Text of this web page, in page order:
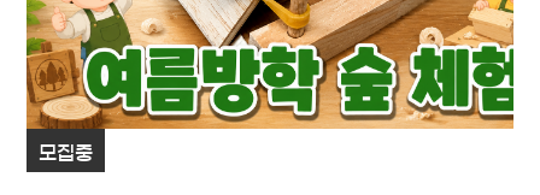
모집중